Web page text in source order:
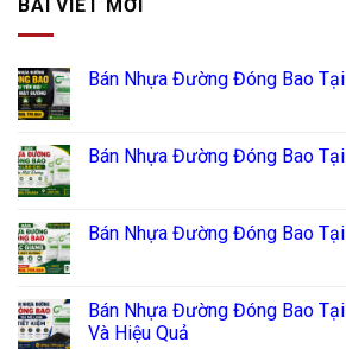
BÀI VIẾT MỚI
Bán Nhựa Đường Đóng Bao Tại
Bán Nhựa Đường Đóng Bao
Bán Nhựa Đường Đóng Bao
Bán Nhựa Đường Đóng Bao
Và Hiệu Quả